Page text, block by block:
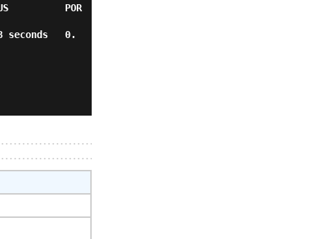
POR
seconds   0.